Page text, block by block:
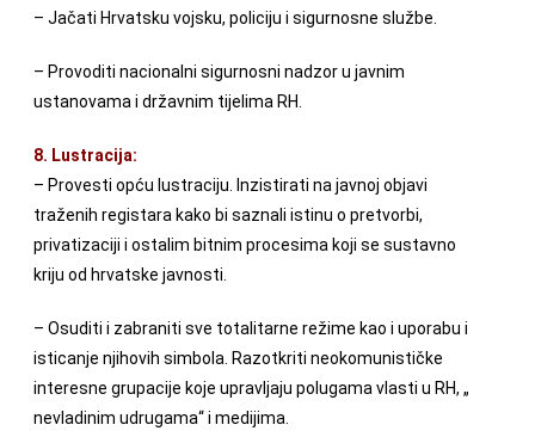
– Jačati Hrvatsku vojsku, policiju i sigurnosne službe.
– Provoditi nacionalni sigurnosni nadzor u javnim
ustanovama i državnim tijelima RH.
8. Lustracija:
– Provesti opću lustraciju. Inzistirati na javnoj objavi
traženih registara kako bi saznali istinu o pretvorbi,
privatizaciji i ostalim bitnim procesima koji se sustavno
kriju od hrvatske javnosti.
– Osuditi i zabraniti sve totalitarne režime kao i uporabu i
isticanje njihovih simbola. Razotkriti neokomunističke
interesne grupacije koje upravljaju polugama vlasti u RH, „
nevladinim udrugama“ i medijima.